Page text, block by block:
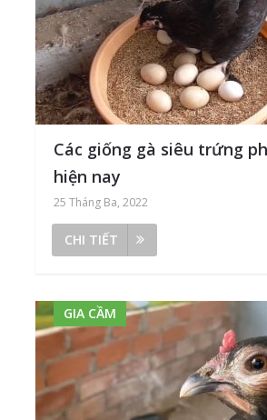
Các giống gà siêu trứng
hiện nay
25 Tháng Ba, 2022
CHI TIẾT
GIA CẦM